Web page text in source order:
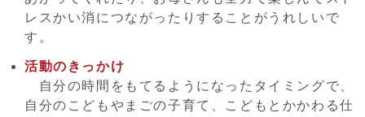
レスかい消につながったりすることがうれしいで
す。
活動のきっかけ
自分の時間をもてるようになったタイミングで、
自分のこどもやまごの子育て、こどもとかかわる仕